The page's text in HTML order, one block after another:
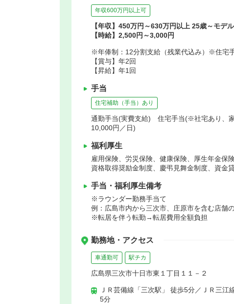
年収600万円以上可
【年収】450万円～630万円以上 25歳～モデル
【時給】2,500円～3,000円
※年俸制：12分割支給（残業代込み）※住宅
【賞与】年2回
【昇給】年1回
手当
住宅補助（手当）あり
通勤手当(実費支給) 住宅手当(※社宅あり、
10,000円／日)
福利厚生
雇用保険、労災保険、健康保険、厚生年金保
資格取得奨励金制度、慶弔見舞金制度、資金
手当・福利厚生備考
※ラウンダー勤務手当て
例：広島市内から三次市、庄原市を含む店舗
※転居を伴う転勤→転居費用全額負担
勤務地・アクセス
車通勤可 駅チカ
広島県三次市十日市東１丁目１１－２
ＪＲ芸備線「三次駅」 徒歩5分／ＪＲ三江
5分